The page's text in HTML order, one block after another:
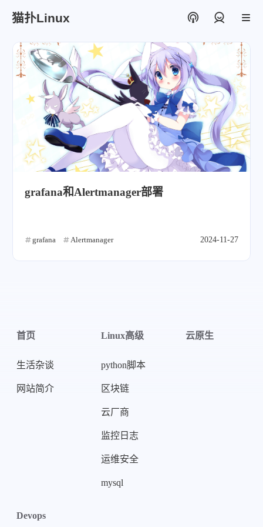
猫扑Linux
grafana和Alertmanager部署
grafana Alertmanager 2024-11-27
首页
生活杂谈
网站简介
Linux高级
python脚本
区块链
云厂商
监控日志
运维安全
mysql
云原生
Devops